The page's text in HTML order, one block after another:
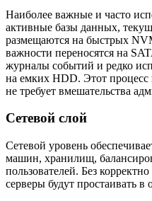
Наиболее важные и часто
активные базы данных,
размещаются на быстрых
важности переносятся на
журналы событий и редко
на емких HDD. Этот процесс
не требует вмешательства
Сетевой слой
Сетевой уровень
машин, хранилищ,
пользователей. Без
серверы будут простаивать